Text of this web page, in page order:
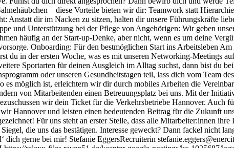
– diese Vorteile bieten wir dir: Teamwork statt
Anstatt dir im Nacken zu sitzen, halten dir unsere Führungskräfte
und Unterstützung bei der Pflege von Angehörigen: Wir geben
häufig an der Start-up-Denke, aber nicht, wenn es um deine
Onboarding: Für den bestmöglichen Start ins Arbeitsleben
du in der ersten Woche, was es mit unseren Networking-Meetings
Sportarten für deinen Ausgleich im Alltag suchst, dann bist du
oder unseren Gesundheitstagen teil, lass dich vom Team
es möglich ist, erleichtern wir dir durch mobiles Arbeiten die
von Mitarbeitenden einen Betreuungsplatz bei uns. Mit der
wir dein Ticket für die Verkehrsbetriebe Hannover.
Hannover und leisten einen bedeutenden Beitrag für die Zukunft
Für uns steht an erster Stelle, dass alle Mitarbeiter:innen
die uns das bestätigen. Interesse geweckt? Dann fackel nicht
gerne bei mir! Stefanie EggersRecruiterin